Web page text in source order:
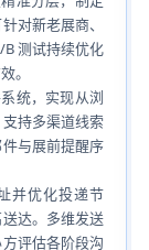
对新老展商、
测试持续优化
。
统，实现从浏
持多渠道线索
与展前提醒序
并优化投递节
达。多维发送
评估各阶段沟